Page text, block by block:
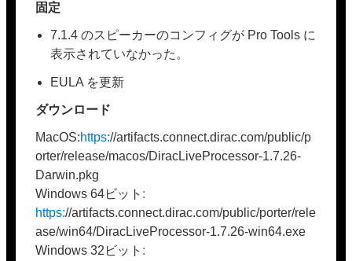
固定
7.1.4 のスピーカーのコンフィグが Pro Tools に
表示されていなかった。
EULA を更新
ダウンロード
MacOS:https://artifacts.connect.dirac.com/public/p
orter/release/macos/DiracLiveProcessor-1.7.26-
Darwin.pkg
Windows 64ビット :
https://artifacts.connect.dirac.com/public/porter/rele
ase/win64/DiracLiveProcessor-1.7.26-win64.exe
Windows 32ビット :